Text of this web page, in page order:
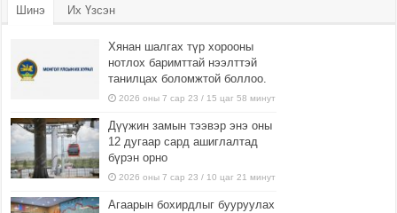
Шинэ Их Үзсэн
Хянан шалгах түр хорооны
нотлох баримттай нээлттэй
танилцах боломжтой боллоо.
2026 оны 7 сар 23 / 15 цаг 58 минут
Дүүжин замын тээвэр энэ оны
12 дугаар сард ашиглалтад
бүрэн орно
2026 оны 7 сар 23 / 10 цаг 21 минут
Агаарын бохирдлыг бууруулах